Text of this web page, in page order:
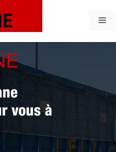
vous à